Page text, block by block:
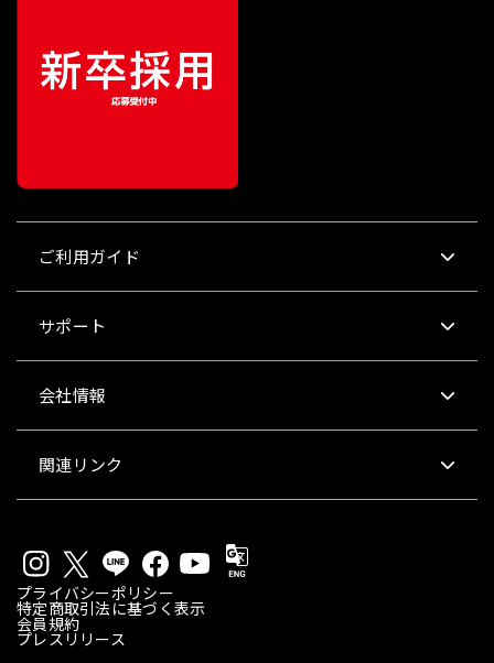
ご利用ガイド
サポート
会社情報
関連リンク
プライバシーポリシー
特定商取引法に基づく表示
会員規約
プレスリリース